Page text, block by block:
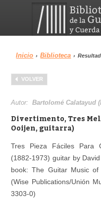
Menu
Biblioteca
Inicio › Biblioteca ›
VOLVER
Autor:Bartolomé Calatayud
Divertimento, Tres
Ooijen, guitarra)
Tres Pieza Fáciles Para
(1882-1973) guitar by
book: The Guitar Music of
(Wise Publications/Unión
3303-0)